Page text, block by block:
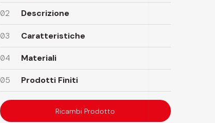
02 Descrizione
03 Caratteristiche
04 Materiali
05 Prodotti Finiti
Ricambi Prodotto